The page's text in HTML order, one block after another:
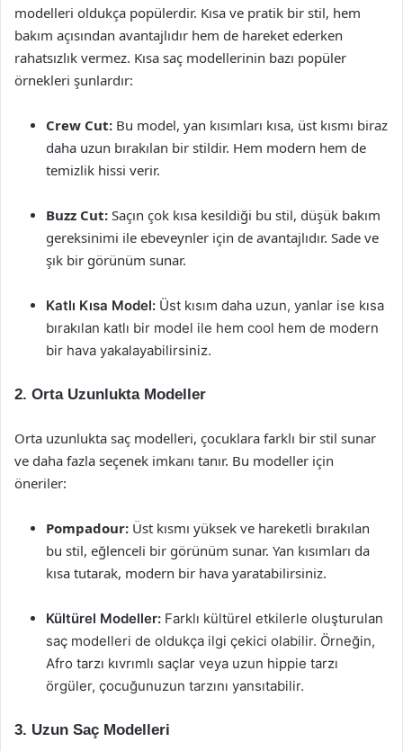
modelleri oldukça popülerdir. Kısa ve pratik bir stil, hem
bakım açısından avantajlıdır hem de hareket ederken
rahatsızlık vermez. Kısa saç modellerinin bazı popüler
örnekleri şunlardır:
Crew Cut: Bu model, yan kısımları kısa, üst kısmı biraz
daha uzun bırakılan bir stildir. Hem modern hem de
temizlik hissi verir.
Buzz Cut: Saçın çok kısa kesildiği bu stil, düşük bakım
gereksinimi ile ebeveynler için de avantajlıdır. Sade ve
şık bir görünüm sunar.
Katlı Kısa Model: Üst kısım daha uzun, yanlar ise kısa
bırakılan katlı bir model ile hem cool hem de modern
bir hava yakalayabilirsiniz.
2. Orta Uzunlukta Modeller
Orta uzunlukta saç modelleri, çocuklara farklı bir stil sunar
ve daha fazla seçenek imkanı tanır. Bu modeller için
öneriler:
Pompadour: Üst kısmı yüksek ve hareketli bırakılan
bu stil, eğlenceli bir görünüm sunar. Yan kısımları da
kısa tutarak, modern bir hava yaratabilirsiniz.
Kültürel Modeller: Farklı kültürel etkilerle oluşturulan
saç modelleri de oldukça ilgi çekici olabilir. Örneğin,
Afro tarzı kıvrımlı saçlar veya uzun hippie tarzı
örgüler, çocuğunuzun tarzını yansıtabilir.
3. Uzun Saç Modelleri